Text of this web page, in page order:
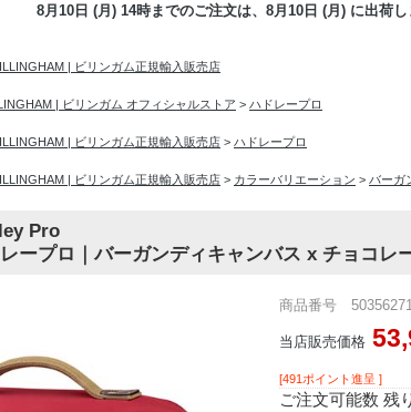
8月10日 (月) 14時までのご注文は、 8月10日 (月) に出荷し
| ビリンガム正規輸入販売店
| ビリンガム オフィシャルストア > ハドレープロ
| ビリンガム正規輸入販売店 > ハドレープロ
| ビリンガム正規輸入販売店 > カラーバリエーション > バーガ
Pro
ープロ｜バーガンディキャンバス x チョコレ
商品番号
当店販売価格
[491ポイント進呈 ]
ご注文可能数 残